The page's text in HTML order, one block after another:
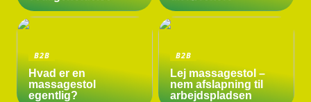
B2B
Hvad er en
massagestol
egentlig?
B2B
Lej massagestol –
nem afslapning til
arbejdspladsen